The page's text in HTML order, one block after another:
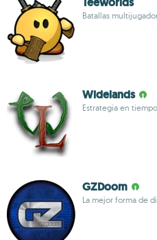
Batallas
Widelands
Estrategia en
GZDoom
La mejor forma de